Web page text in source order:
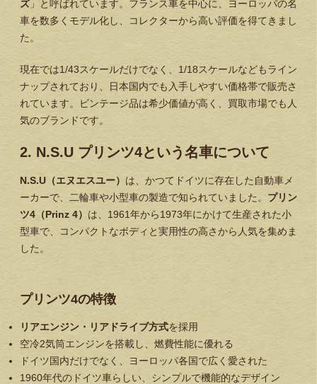
ズ」と呼ばれています。フランス車を中心に、ヨーロッパの名
車を数多くモデル化し、コレクターから高い評価を得てきまし
た。
現在では1/43スケールだけでなく、1/18スケールなどもライン
ナップされており、日本国内でも入手しやすい価格帯で販売さ
れています。ビンテージ品は希少価値が高く、買取市場でも人
気のブランドです。
2. N.S.U プリンツ4という名車について
N.S.U（エヌエスユー） は、かつてドイツに存在した自動車メ
ーカーで、二輪車や小型車の製造で知られていました。 プリン
ツ4（Prinz 4） は、1961年から1973年にかけて生産された小
型車で、コンパクトなボディと実用性の高さから人気を集めま
した。
プリンツ4の特徴
リアエンジン・リアドライブ方式を採用
空冷2気筒エンジンを搭載し、燃費性能に優れる
ドイツ国内だけでなく、ヨーロッパ各国で広く愛された
1960年代のドイツ車らしい、シンプルで機能的なデザイン